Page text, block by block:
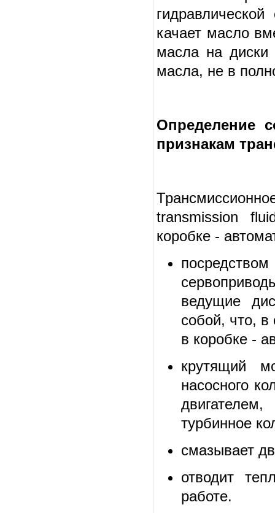
качает масло
масла на
масла, не в
Определение
признакам
transmission
коробке -
ведущие
собой, что,
в коробке -
крутящий
насосного
турбинное
смазывает
отводит
работе.